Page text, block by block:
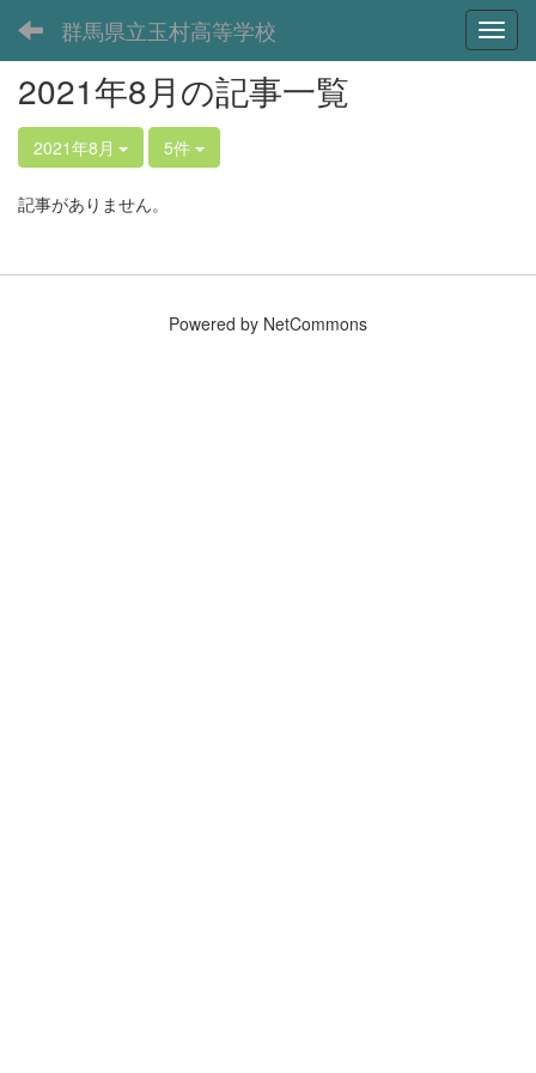
群馬県立玉村高等学校
2021年8月の記事一覧
2021年8月 5件
記事がありません。
Powered by NetCommons